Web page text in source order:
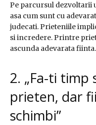
Pe parcursul dezvoltarii
asa cum sunt cu
judecati. Prieteniile
si incredere. Printre
ascunda adevarata fiinta.
2. „Fa-ti timp
prieten, dar
schimbi”